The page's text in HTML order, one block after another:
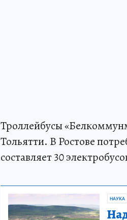
Троллейбусы
Тольятти. В Ростове
составляет 30
НАУКА